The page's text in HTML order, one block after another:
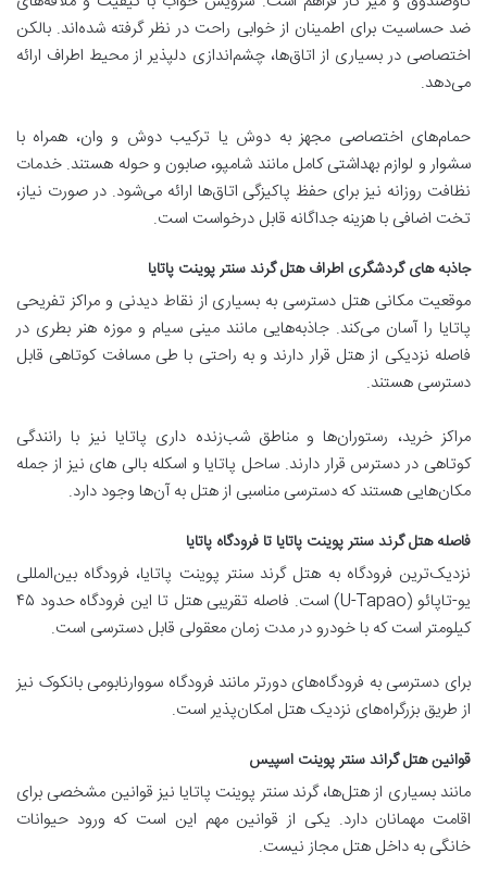
ضد حساسیت برای اطمینان از خوابی راحت در نظر گرفته شده‌اند. بالکن
اختصاصی در بسیاری از اتاق‌ها، چشم‌اندازی دلپذیر از محیط اطراف ارائه
می‌دهد.
حمام‌های اختصاصی مجهز به دوش یا ترکیب دوش و وان، همراه با
سشوار و لوازم بهداشتی کامل مانند شامپو، صابون و حوله هستند. خدمات
نظافت روزانه نیز برای حفظ پاکیزگی اتاق‌ها ارائه می‌شود. در صورت نیاز،
تخت اضافی با هزینه جداگانه قابل درخواست است.
جاذبه های گردشگری اطراف هتل گرند سنتر پوینت پاتایا
موقعیت مکانی هتل دسترسی به بسیاری از نقاط دیدنی و مراکز تفریحی
پاتایا را آسان می‌کند. جاذبه‌هایی مانند مینی سیام و موزه هنر بطری در
فاصله نزدیکی از هتل قرار دارند و به راحتی با طی مسافت کوتاهی قابل
دسترسی هستند.
مراکز خرید، رستوران‌ها و مناطق شب‌زنده داری پاتایا نیز با رانندگی
کوتاهی در دسترس قرار دارند. ساحل پاتایا و اسکله بالی های نیز از جمله
مکان‌هایی هستند که دسترسی مناسبی از هتل به آن‌ها وجود دارد.
فاصله هتل گرند سنتر پوینت پاتایا تا فرودگاه پاتایا
نزدیک‌ترین فرودگاه به هتل گرند سنتر پوینت پاتایا، فرودگاه بین‌المللی
یو-تاپائو (U-Tapao) است. فاصله تقریبی هتل تا این فرودگاه حدود ۴۵
کیلومتر است که با خودرو در مدت زمان معقولی قابل دسترسی است.
برای دسترسی به فرودگاه‌های دورتر مانند فرودگاه سووارنابومی بانکوک نیز
از طریق بزرگراه‌های نزدیک هتل امکان‌پذیر است.
قوانین هتل گراند سنتر پوینت اسپیس
مانند بسیاری از هتل‌ها، گرند سنتر پوینت پاتایا نیز قوانین مشخصی برای
اقامت مهمانان دارد. یکی از قوانین مهم این است که ورود حیوانات
خانگی به داخل هتل مجاز نیست.